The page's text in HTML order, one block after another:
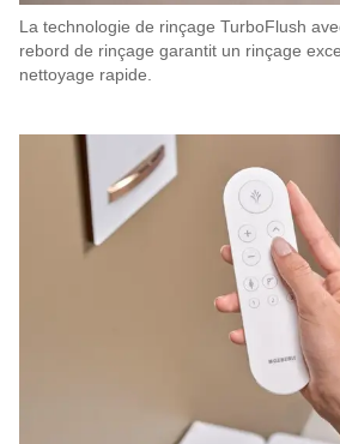
La technologie de rinçage TurboFlush
rebord de rinçage garantit un rinçage
nettoyage rapide.